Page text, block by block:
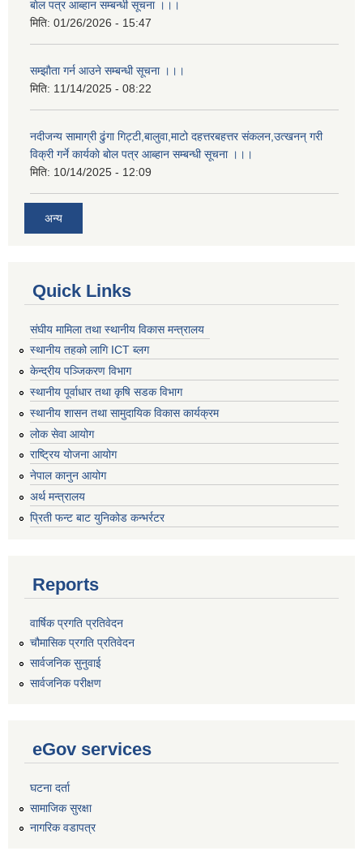
बाेल पत्र आब्हान सम्बन्धी सूचना ।।।
मिति: 01/26/2026 - 15:47
सम्झाैता गर्न आउने सम्बन्धी सूचना ।।।
मिति: 11/14/2025 - 08:22
नदीजन्य सामाग्री ढुंगा गिट्टी,बालुवा,माटो दहत्तरबहत्तर संकलन,उत्खनन् गरी
विक्री गर्ने कार्यकाे बोल पत्र आब्हान सम्बन्धी सूचना ।।।
मिति: 10/14/2025 - 12:09
अन्य
Quick Links
संघीय मामिला तथा स्थानीय विकास मन्त्रालय
स्थानीय तहको लागि ICT ब्लग
केन्द्रीय पञ्जिकरण विभाग
स्थानीय पूर्वाधार तथा कृषि सडक विभाग
स्थानीय शासन तथा सामुदायिक विकास कार्यक्रम
लोक सेवा आयोग
राष्ट्रिय योजना आयोग
नेपाल कानुन आयोग
अर्थ मन्त्रालय
प्रिती फन्ट बाट युनिकोड कन्भर्रटर
Reports
वार्षिक प्रगति प्रतिवेदन
चौमासिक प्रगति प्रतिवेदन
सार्वजनिक सुनुवाई
सार्वजनिक परीक्षण
eGov services
घटना दर्ता
सामाजिक सुरक्षा
नागरिक वडापत्र